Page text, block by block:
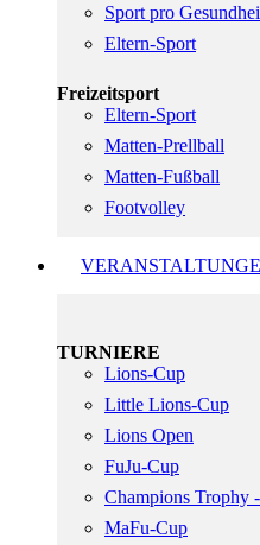
Sport pro
Eltern-Sport
Freizeitsport
Eltern-Sport
Matten-Prellball
Matten-Fußball
Footvolley
TURNIERE
Lions-Cup
Little Lions-Cup
Lions Open
FuJu-Cup
Champions Trophy
MaFu-Cup